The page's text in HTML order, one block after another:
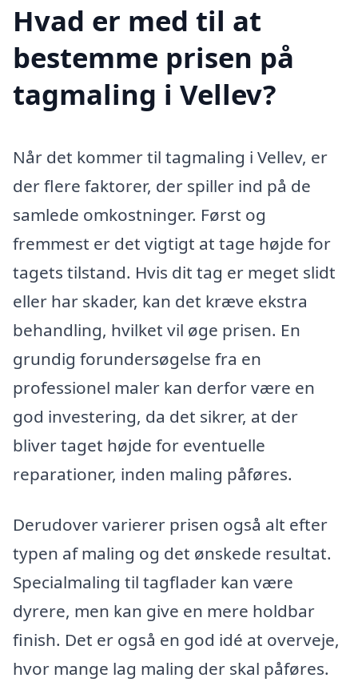
Hvad er med til at
bestemme prisen på
tagmaling i Vellev?
Når det kommer til tagmaling i Vellev, er
der flere faktorer, der spiller ind på de
samlede omkostninger. Først og
fremmest er det vigtigt at tage højde for
tagets tilstand. Hvis dit tag er meget slidt
eller har skader, kan det kræve ekstra
behandling, hvilket vil øge prisen. En
grundig forundersøgelse fra en
professionel maler kan derfor være en
god investering, da det sikrer, at der
bliver taget højde for eventuelle
reparationer, inden maling påføres.
Derudover varierer prisen også alt efter
typen af maling og det ønskede resultat.
Specialmaling til tagflader kan være
dyrere, men kan give en mere holdbar
finish. Det er også en god idé at overveje,
hvor mange lag maling der skal påføres.